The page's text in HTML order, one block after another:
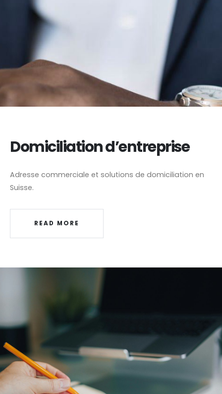
Domiciliation d’entreprise
Adresse commerciale et solutions de domiciliation en
Suisse.
READ MORE